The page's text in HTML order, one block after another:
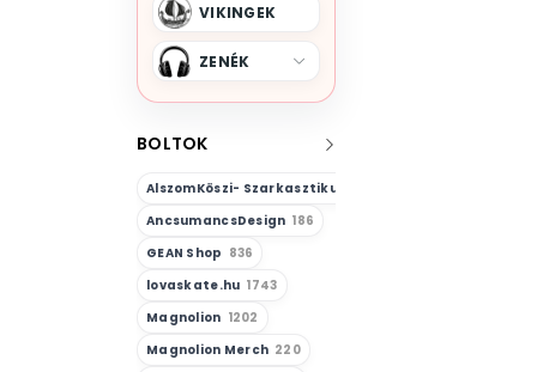
VIKINGEK
ZENÉK
BOLTOK
AlszomKöszi- Szarkasztikus-Vicces-Önazonos
AncsumancsDesign 186
GEAN Shop 836
lovaskate.hu 1743
Magnolion 1202
Magnolion Merch 220